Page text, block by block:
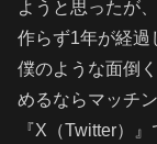
ようと思ったが
作らず1年が経過
僕のような面倒
めるならマッチ
『X（Twitter）